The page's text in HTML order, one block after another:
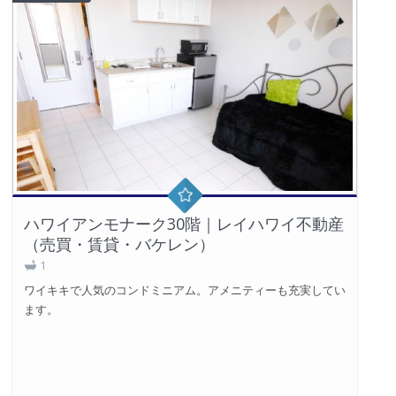
ハワイアンモナーク30階｜レイハワイ不動産
（売買・賃貸・バケレン）
1
ワイキキで人気のコンドミニアム。アメニティーも充実してい
ます。